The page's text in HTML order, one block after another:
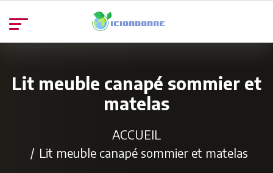
Lit meuble canapé sommier et
matelas
ACCUEIL
Lit meuble canapé sommier et matelas